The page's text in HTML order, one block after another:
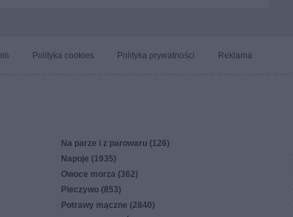
Polityka cookies Polityka prywatności Reklama
Na parze i z parowaru (126)
Napoje (1935)
Owoce morza (362)
Pieczywo (853)
Potrawy mączne (2840)